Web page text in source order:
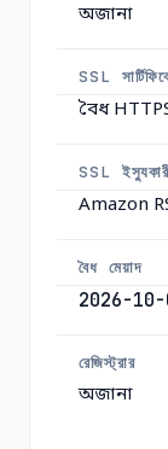
অজানা
SSL
বৈধ
SSL
Amazon
বৈধ মেয়াদ
2026-10-
রেজিস্ট্রার
অজানা